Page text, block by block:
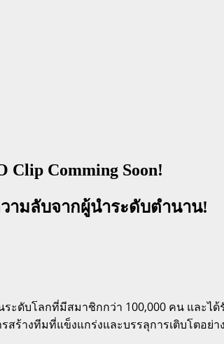
Clip Comming Soon!
ามลับจากผู้นำระดับตำนาน!
ะดับโลกที่มีสมาชิกกว่า 100,000 คน และไ
ร้างทีมที่แข็งแกร่งและบรรลุการเติบโตอย่